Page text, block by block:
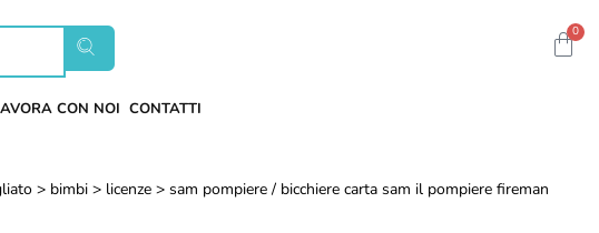
0
CON NOI CONTATTI
> bimbi > licenze > sam pompiere / bicchiere carta sam il pompiere fireman